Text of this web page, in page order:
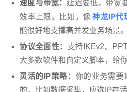
速度与带宽： 延迟要低，带宽
效率上限。比如，像 神龙IP代
能很好地支撑高并发业务场景。
协议全面性： 支持IKEv2、
大多数软件和自定义脚本，给
灵活的IP策略： 你的业务需要
的，比如数据采集，应选IP存